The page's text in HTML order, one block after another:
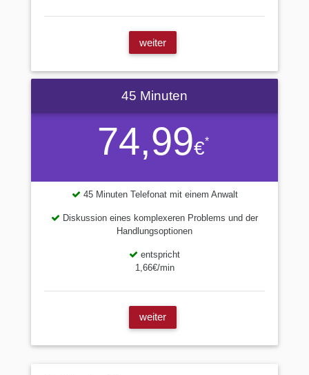
weiter
74,99€*
45 Minuten
45 Minuten Telefonat mit einem Anwalt
Diskussion eines komplexeren Problems und der
Handlungsoptionen
entspricht
1,66€/min
weiter